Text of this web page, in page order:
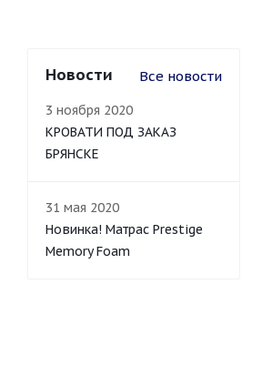
Новости Все новости
3 ноября 2020
КРОВАТИ ПОД ЗАКАЗ
БРЯНСКЕ
31 мая 2020
Новинка! Матрас Prestige
Memory Foam